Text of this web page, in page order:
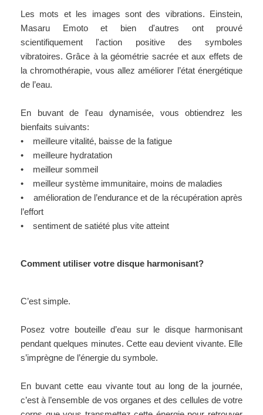
Les mots et les images sont des vibrations. Einstein,
Masaru Emoto et bien d'autres ont prouvé
scientifiquement l'action positive des symboles
vibratoires. Grâce à la géométrie sacrée et aux effets de
la chromothérapie, vous allez améliorer l’état énergétique
de l’eau.
En buvant de l'eau dynamisée, vous obtiendrez les
bienfaits suivants:
• meilleure vitalité, baisse de la fatigue
• meilleure hydratation
• meilleur sommeil
• meilleur système immunitaire, moins de maladies
• amélioration de l’endurance et de la récupération après
l’effort
• sentiment de satiété plus vite atteint
Comment utiliser votre disque harmonisant?
C’est simple.
Posez votre bouteille d’eau sur le disque harmonisant
pendant quelques minutes. Cette eau devient vivante. Elle
s’imprègne de l’énergie du symbole.
En buvant cette eau vivante tout au long de la journée,
c’est à l’ensemble de vos organes et des cellules de votre